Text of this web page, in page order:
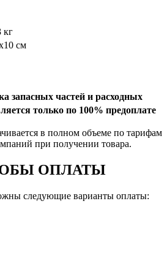
кг
см
запасных частей и расходных
только по 100% предоплате
в полном объеме по тарифам
при получении товара.
ОПЛАТЫ
следующие варианты оплаты: